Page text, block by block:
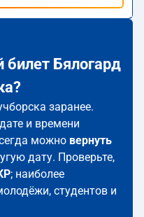
Бялогард
заранее.
и времени
можно вернуть
дату. Проверьте,
; наиболее
студентов и